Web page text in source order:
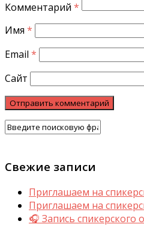
Комментарий *
Имя *
Email *
Сайт
Свежие записи
Приглашаем на
Приглашаем на
🎧 Запись спикерского